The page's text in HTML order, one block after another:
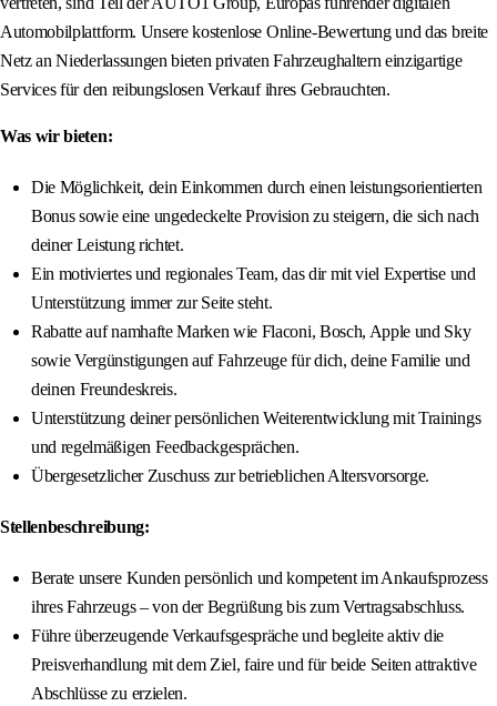
Automobilplattform. Unsere kostenlose Online-Bewertung und das breite
Netz an Niederlassungen bieten privaten Fahrzeughaltern einzigartige
Services für den reibungslosen Verkauf ihres Gebrauchten.
Was wir bieten:
Die Möglichkeit, dein Einkommen durch einen leistungsorientierten
Bonus sowie eine ungedeckelte Provision zu steigern, die sich nach
deiner Leistung richtet.
Ein motiviertes und regionales Team, das dir mit viel Expertise und
Unterstützung immer zur Seite steht.
Rabatte auf namhafte Marken wie Flaconi, Bosch, Apple und Sky
sowie Vergünstigungen auf Fahrzeuge für dich, deine Familie und
deinen Freundeskreis.
Unterstützung deiner persönlichen Weiterentwicklung mit Trainings
und regelmäßigen Feedbackgesprächen.
Übergesetzlicher Zuschuss zur betrieblichen Altersvorsorge.
Stellenbeschreibung:
Berate unsere Kunden persönlich und kompetent im Ankaufsprozess
ihres Fahrzeugs – von der Begrüßung bis zum Vertragsabschluss.
Führe überzeugende Verkaufsgespräche und begleite aktiv die
Preisverhandlung mit dem Ziel, faire und für beide Seiten attraktive
Abschlüsse zu erzielen.